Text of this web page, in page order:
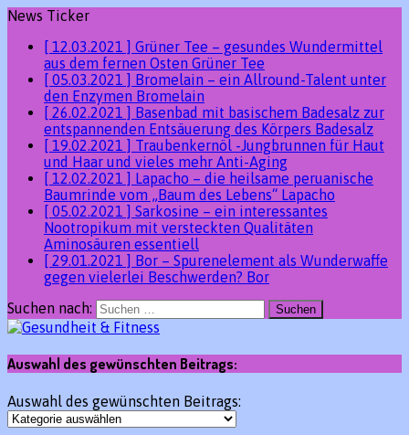
News Ticker
[ 12.03.2021 ] Grüner Tee – gesundes Wundermittel
aus dem fernen Osten Grüner Tee
[ 05.03.2021 ] Bromelain – ein Allround-Talent unter
den Enzymen Bromelain
[ 26.02.2021 ] Basenbad mit basischem Badesalz zur
entspannenden Entsäuerung des Körpers Badesalz
[ 19.02.2021 ] Traubenkernöl -Jungbrunnen für Haut
und Haar und vieles mehr Anti-Aging
[ 12.02.2021 ] Lapacho – die heilsame peruanische
Baumrinde vom „Baum des Lebens“ Lapacho
[ 05.02.2021 ] Sarkosine – ein interessantes
Nootropikum mit versteckten Qualitäten
Aminosäuren essentiell
[ 29.01.2021 ] Bor – Spurenelement als Wunderwaffe
gegen vielerlei Beschwerden? Bor
Suchen nach:
Auswahl des gewünschten Beitrags:
Auswahl des gewünschten Beitrags: